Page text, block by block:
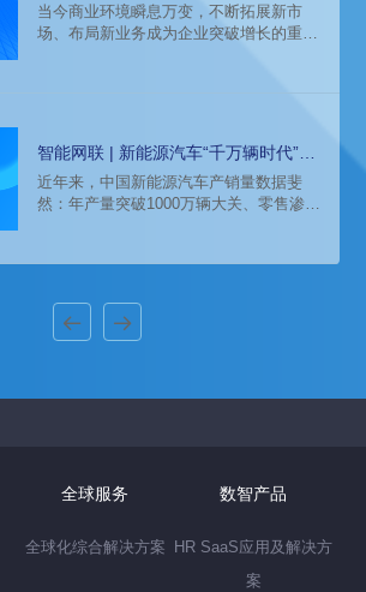
0到1搭建海外攻坚团队？
当今商业环境瞬息万变，不断拓展新市
场、布局新业务成为企业突破增长的重要
Caraffi提供了一种解决思路，即使用专业
招聘人员提供Recruiter派驻服务。
智能网联 | 新能源汽车“千万辆时代”来
临！顶尖人才成车企决胜关键
近年来，中国新能源汽车产销量数据斐
然：年产量突破1000万辆大关、零售渗透
与出海布局齐头并进。然而在综合实力显
阶段。当智能驾驶与全球化竞争成为主旋
律，企业如何精准锁定关键人才？未来几
势洞察及人才战略深度解读
全球服务
全球化综合解决方案
数智产品
HR SaaS应用及解决方
案